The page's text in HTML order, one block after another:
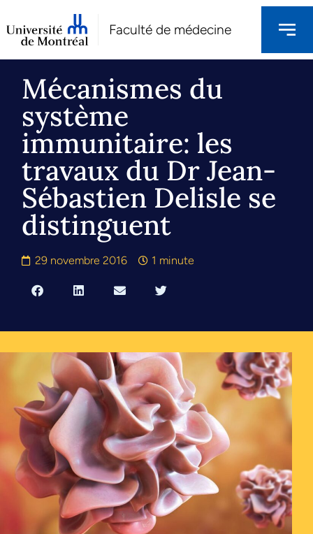
Faculté de médecine
Mécanismes du
système
immunitaire: les
travaux du Dr Jean-
Sébastien Delisle se
distinguent
29 novembre 2016 1 minute